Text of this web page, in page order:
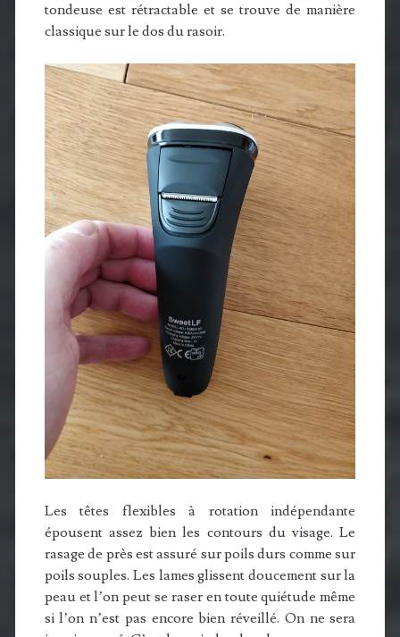
tondeuse est rétractable et se trouve de manière
classique sur le dos du rasoir.
Les têtes flexibles à rotation indépendante
épousent assez bien les contours du visage. Le
rasage de près est assuré sur poils durs comme sur
poils souples. Les lames glissent doucement sur la
peau et l’on peut se raser en toute quiétude même
si l’on n’est pas encore bien réveillé. On ne sera